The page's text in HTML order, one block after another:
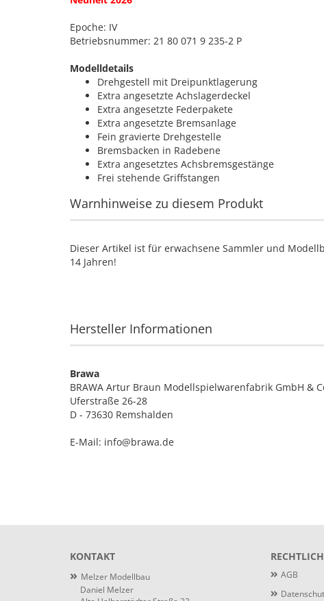
Epoche: IV
Betriebsnummer: 21 80 071 9 235-2 P
Modelldetails
Drehgestell mit Dreipunktlagerung
Extra angesetzte Achslagerdeckel
Extra angesetzte Federpakete
Extra angesetzte Bremsanlage
Fein gravierte Drehgestelle
Bremsbacken in Radebene
Extra angesetztes Achsbremsgestänge
Frei stehende Griffstangen
Warnhinweise zu diesem Produkt
Dieser Artikel ist für erwachsene Sammler und
14 Jahren!
Hersteller Informationen
Brawa
BRAWA Artur Braun Modellspielwarenfabrik GmbH &
Uferstraße 26-28
D - 73630 Remshalden
E-Mail: info@brawa.de
AGB
KONTAKT
» Melzer Modellbau
Daniel Melzer